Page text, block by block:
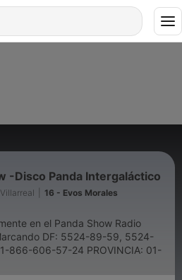
-Disco Panda Intergaláctico
16 - Evos Morales
en el Panda Show Radio
89-59, 5524-
24 PROVINCIA: 01-